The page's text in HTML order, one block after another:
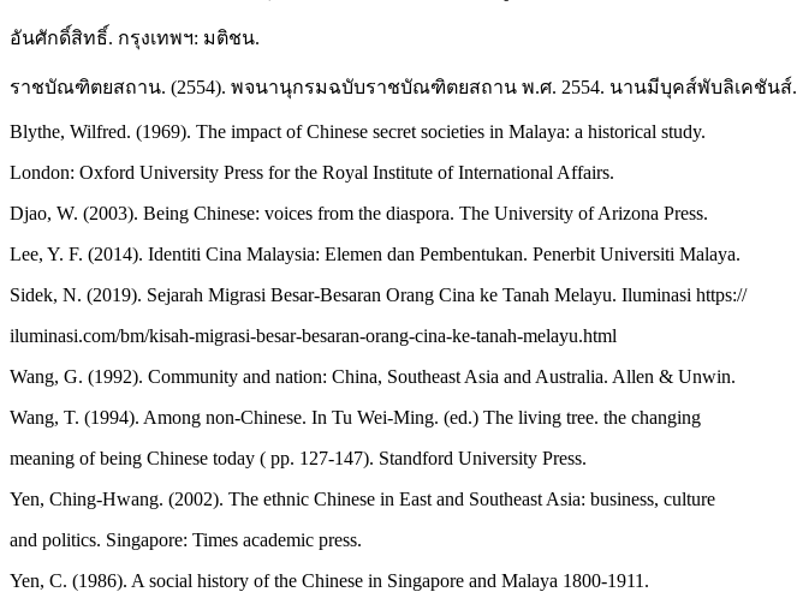
อันศักดิ์สิทธิ์. กรุงเทพฯ: มติชน.
ราชบัณฑิตยสถาน. (2554). พจนานุกรมฉบับราชบัณฑิตยสถาน พ.ศ. 2554. นานมีบุคส์พับลิเคชันส์.
Blythe, Wilfred. (1969). The impact of Chinese secret societies in Malaya: a historical study.
London: Oxford University Press for the Royal Institute of International Affairs.
Djao, W. (2003). Being Chinese: voices from the diaspora. The University of Arizona Press.
Lee, Y. F. (2014). Identiti Cina Malaysia: Elemen dan Pembentukan. Penerbit Universiti Malaya.
Sidek, N. (2019). Sejarah Migrasi Besar-Besaran Orang Cina ke Tanah Melayu. Iluminasi https://
iluminasi.com/bm/kisah-migrasi-besar-besaran-orang-cina-ke-tanah-melayu.html
Wang, G. (1992). Community and nation: China, Southeast Asia and Australia. Allen & Unwin.
Wang, T. (1994). Among non-Chinese. In Tu Wei-Ming. (ed.) The living tree. the changing
meaning of being Chinese today ( pp. 127-147). Standford University Press.
Yen, Ching-Hwang. (2002). The ethnic Chinese in East and Southeast Asia: business, culture
and politics. Singapore: Times academic press.
Yen, C. (1986). A social history of the Chinese in Singapore and Malaya 1800-1911.